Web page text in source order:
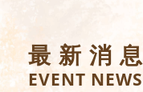
最新消息
EVENT NEWS